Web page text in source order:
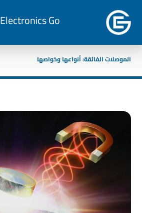
Electronics Go
الموصلات الفائقة: أنواعها وخواصها